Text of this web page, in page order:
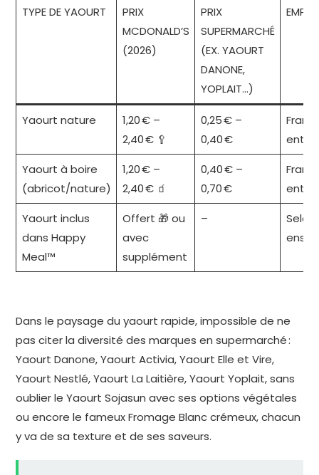
TYPE DE YAOURT
PRIX
MCDONALD’S
(2026)
PRIX
SUPERMARCHÉ
(EX. YAOURT
DANONE,
YOPLAIT…)
Yaourt nature
1,20 € –
2,40 € 🥄
0,25 € –
0,40 €
Yaourt à boire
(abricot/nature)
1,20 € –
2,40 € 🧃
0,40 € –
0,70 €
Yaourt inclus
dans Happy
Meal™
Offert 🎁 ou
avec
supplément
–
Selon
Dans le paysage du yaourt rapide, impossible de ne
pas citer la diversité des marques en supermarché :
Yaourt Danone, Yaourt Activia, Yaourt Elle et Vire,
Yaourt Nestlé, Yaourt La Laitière, Yaourt Yoplait, sans
oublier le Yaourt Sojasun avec ses options végétales
ou encore le fameux Fromage Blanc crémeux, chacun
y va de sa texture et de ses saveurs.